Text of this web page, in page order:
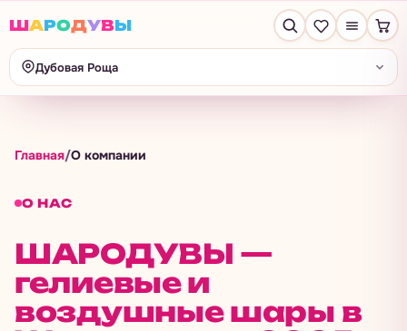
ШАРОДУВЫ
Дубовая Роща
Главная/О компании
О НАС
ШАРОДУВЫ —
гелиевые и
воздушные шары в